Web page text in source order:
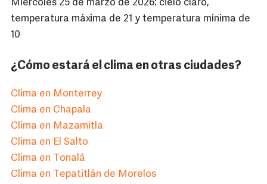
Miércoles 25 de marzo de 2026: cielo claro,
temperatura máxima de 21 y temperatura mínima de
10
¿Cómo estará el clima en otras ciudades?
Clima en Monterrey
Clima en Chapala
Clima en Mazamitla
Clima en El Salto
Clima en Tonalá
Clima en Tepatitlán de Morelos